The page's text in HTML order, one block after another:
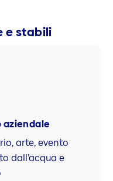
e stabili
aziendale
arte, evento
dall’acqua e